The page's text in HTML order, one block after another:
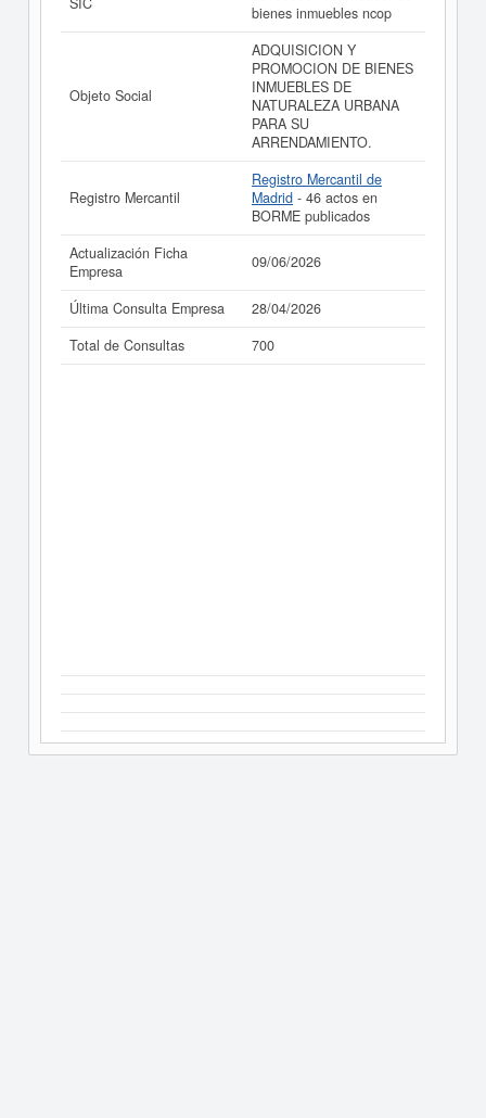
bienes inmuebles ncop
Objeto Social
ADQUISICION Y
PROMOCION DE BIENES
INMUEBLES DE
NATURALEZA URBANA
PARA SU
ARRENDAMIENTO.
Registro Mercantil
Registro Mercantil de
Madrid - 46 actos en
BORME publicados
Actualización Ficha
Empresa
09/06/2026
Última Consulta Empresa
28/04/2026
Total de Consultas
700